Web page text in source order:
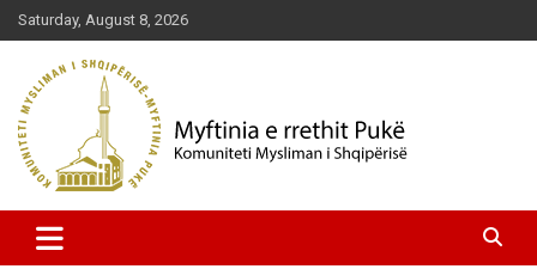
Skip
to
content
Saturday, August 8, 2026
Myftinia Pukë | Faqja Zyrtare